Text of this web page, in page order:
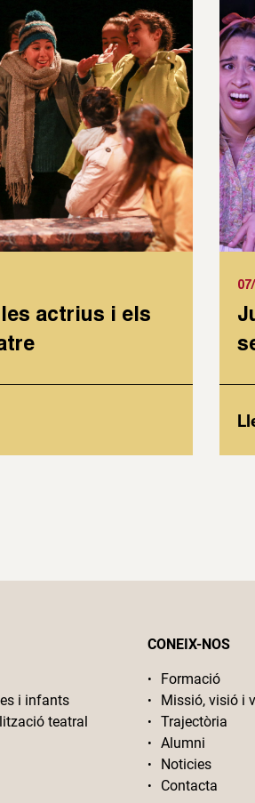
actrius i els
i infants
teatral
CONEIX-NOS
Formació
Missió, visió i
Trajectòria
Alumni
Noticies
Contacta